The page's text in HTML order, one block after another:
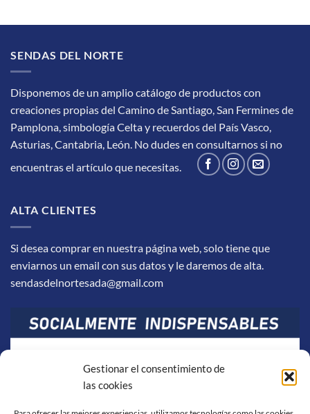
Gestionar el consentimiento de
las cookies
SENDAS DEL NORTE
Disponemos de un amplio catálogo de productos con
creaciones propias del Camino de Santiago, San Fermines de
Pamplona, simbología Celta y recuerdos del País Vasco,
Asturias, Cantabria, León. No dudes en consultarnos si no
encuentras el artículo que necesitas.
ALTA CLIENTES
Si desea comprar en nuestra página web, solo tiene que
enviarnos un email con sus datos y le daremos de alta.
sendasdelnortesada@gmail.com